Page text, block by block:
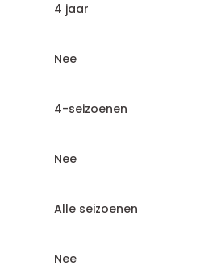
4 jaar
Nee
4-seizoenen
Nee
Alle seizoenen
Nee